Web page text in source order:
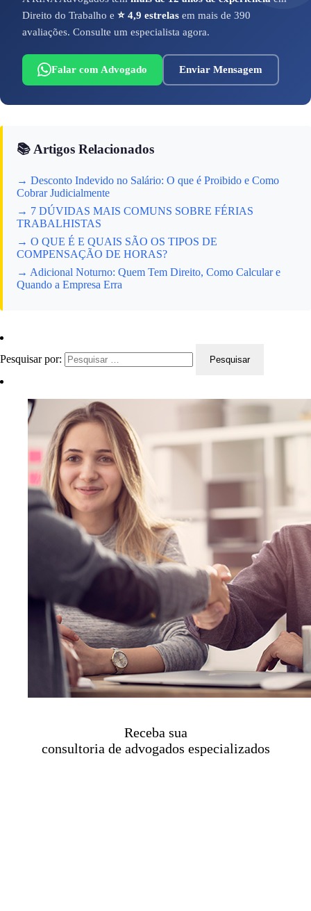
Direito do Trabalho e ⭐ 4,9 estrelas em mais de 390
avaliações. Consulte um especialista agora.
Falar com Advogado Enviar Mensagem
📚 Artigos Relacionados
→ Desconto Indevido no Salário: O que é Proibido e Como
Cobrar Judicialmente
→ 7 DÚVIDAS MAIS COMUNS SOBRE FÉRIAS
TRABALHISTAS
→ O QUE É E QUAIS SÃO OS TIPOS DE
COMPENSAÇÃO DE HORAS?
→ Adicional Noturno: Quem Tem Direito, Como Calcular e
Quando a Empresa Erra
Pesquisar por:
Receba sua
consultoria de advogados especializados